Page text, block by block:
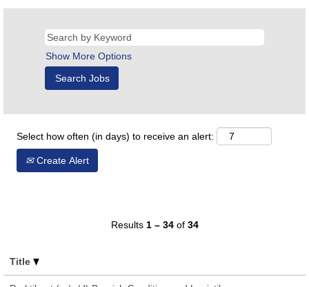
Show More Options
Select how often (in days) to receive an alert:
Create Alert
Results 1 – 34of 34
Title